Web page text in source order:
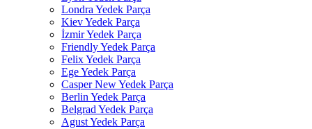
Londra Yedek Parça
Kiev Yedek Parça
İzmir Yedek Parça
Friendly Yedek Parça
Felix Yedek Parça
Ege Yedek Parça
Casper New Yedek Parça
Berlin Yedek Parça
Belgrad Yedek Parça
Agust Yedek Parça